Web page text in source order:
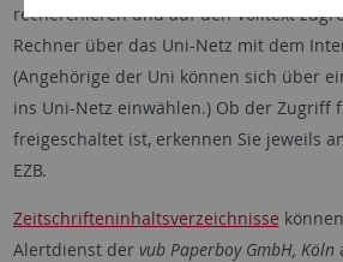
recherchieren und auf den Volltext
Rechner über das Uni-Netz mit dem
(Angehörige der Uni können sich über
ins Uni-Netz einwählen.) Ob der Zugriff
freigeschaltet ist, erkennen Sie jeweils
EZB.
Zeitschrifteninhaltsverzeichnisse
Alertdienst der vub Paperboy GmbH, Köln